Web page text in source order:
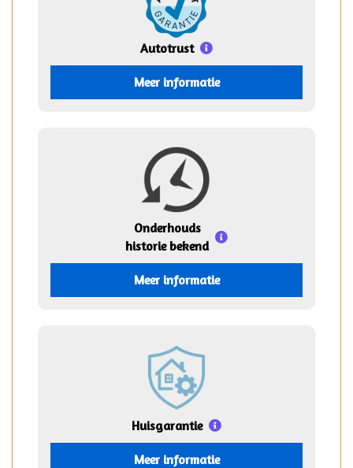
Autotrust
Meer informatie
Onderhouds
historie bekend
Meer informatie
Huisgarantie
Meer informatie